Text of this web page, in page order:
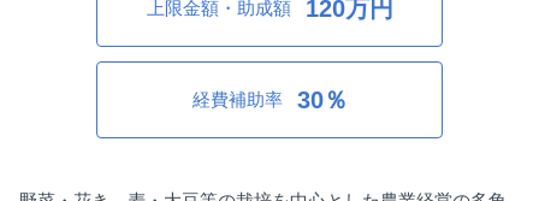
上限金額・助成額 120万円
経費補助率 30％